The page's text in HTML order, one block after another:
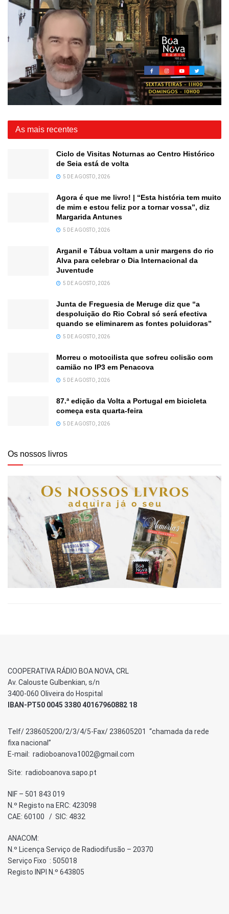
As mais recentes
Ciclo de Visitas Noturnas ao Centro Histórico
de Seia está de volta
5 DE AGOSTO, 2026
Agora é que me livro! | “Esta história tem muito
de mim e estou feliz por a tornar vossa”, diz
Margarida Antunes
5 DE AGOSTO, 2026
Arganil e Tábua voltam a unir margens do rio
Alva para celebrar o Dia Internacional da
Juventude
5 DE AGOSTO, 2026
Junta de Freguesia de Meruge diz que “a
despoluição do Rio Cobral só será efectiva
quando se eliminarem as fontes poluidoras”
5 DE AGOSTO, 2026
Morreu o motocilista que sofreu colisão com
camião no IP3 em Penacova
5 DE AGOSTO, 2026
87.ª edição da Volta a Portugal em bicicleta
começa esta quarta-feira
5 DE AGOSTO, 2026
Os nossos livros
COOPERATIVA RÁDIO BOA NOVA, CRL
Av. Calouste Gulbenkian, s/n
3400-060 Oliveira do Hospital
IBAN-PT50 0045 3380 40167960882 18
Telf/ 238605200/2/3/4/5-Fax/ 238605201 “chamada da rede
fixa nacional”
E-mail: radioboanova1002@gmail.com
Site: radioboanova.sapo.pt
NIF – 501 843 019
N.º Registo na ERC: 423098
CAE: 60100 / SIC: 4832
ANACOM:
N.º Licença Serviço de Radiodifusão – 20370
Serviço Fixo : 505018
Registo INPI N.º 643805